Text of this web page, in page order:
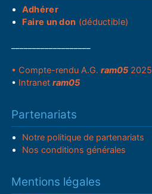
Adhérer
Faire un don (déductible)
• Compte-rendu A.G.ram05 2025
• Intranetram05
Partenariats
Notre politique de partenariats
Nos conditions générales
Mentions légales